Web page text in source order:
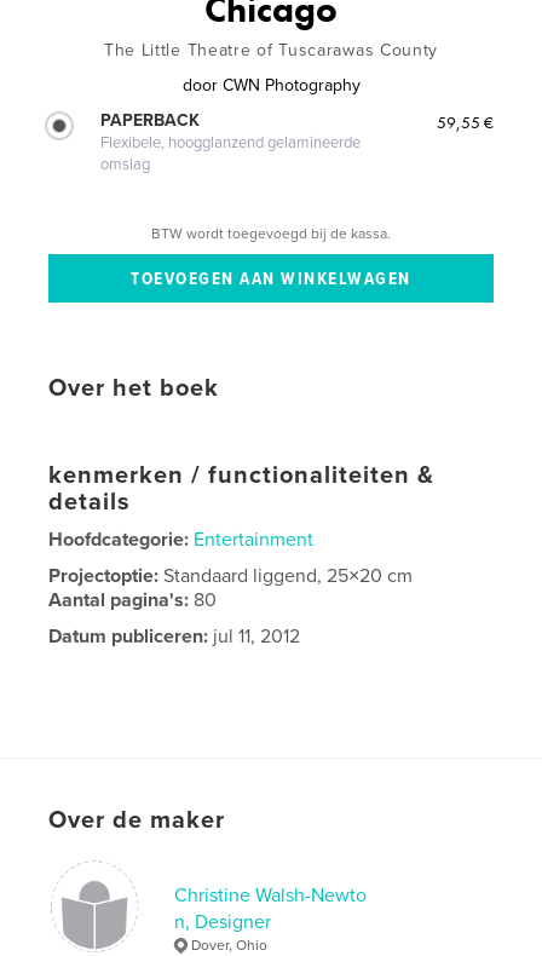
Chicago
The Little Theatre of Tuscarawas County
door CWN Photography
PAPERBACK
Flexibele, hoogglanzend gelamineerde
omslag
59,55 €
BTW wordt toegevoegd bij de kassa.
Over het boek
kenmerken / functionaliteiten &
details
Hoofdcategorie: Entertainment
Projectoptie:Standaard liggend, 25×20 cm
Aantal pagina's: 80
Datum publiceren: jul 11, 2012
Over de maker
Christine Walsh-Newto
n, Designer
Dover, Ohio